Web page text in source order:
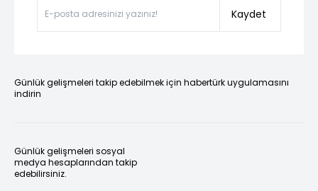
Kaydet
Günlük gelişmeleri takip edebilmek için habertürk uygulamasını
indirin
Günlük gelişmeleri sosyal
medya hesaplarından takip
edebilirsiniz.